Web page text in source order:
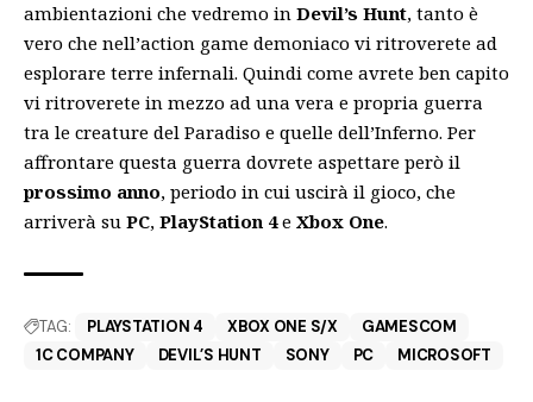
ambientazioni che vedremo in Devil’s Hunt, tanto è
vero che nell’action game demoniaco vi ritroverete ad
esplorare terre infernali. Quindi come avrete ben capito
vi ritroverete in mezzo ad una vera e propria guerra
tra le creature del Paradiso e quelle dell’Inferno. Per
affrontare questa guerra dovrete aspettare però il
prossimo anno, periodo in cui uscirà il gioco, che
arriverà su PC, PlayStation 4e Xbox One.
TAG: PLAYSTATION 4 XBOX ONE S/X
GAMESCOM
1C COMPANY
DEVIL’S HUNT SONY PC MICROSOFT